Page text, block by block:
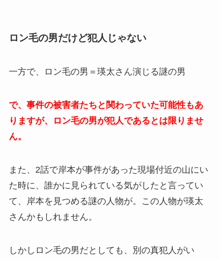
ロン毛の男だけど犯人じゃない
一方で、ロン毛の男＝瑛太さん演じる謎の男
で、事件の被害者たちと関わっていた可能性もあ
りますが、ロン毛の男が犯人であるとは限りませ
ん。
また、2話で岸本が事件があった現場付近の山にい
た時に、誰かに見られている気がしたと言ってい
て、岸本を見つめる謎の人物が。この人物が瑛太
さんかもしれません。
しかしロン毛の男だとしても、別の真犯人がい